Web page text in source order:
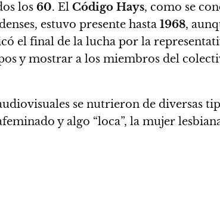
los 60. El Código Hays, como se
estuvo presente hasta 1968,
el final de la lucha por la
y mostrar a los miembros del
se nutrieron de diversas
y algo “loca”, la mujer